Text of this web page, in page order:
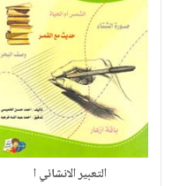
التعبير الانشائي ا